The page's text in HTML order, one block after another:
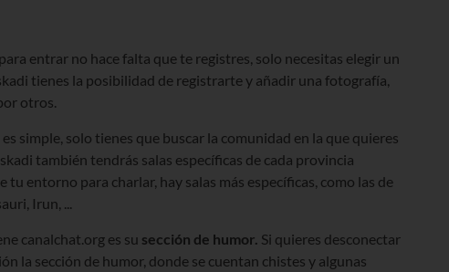
entrar no hace falta que te registres, solo necesitas elegir un
tienes la posibilidad de registrarte y añadir una fotografía,
otros.
simple, solo tienes que buscar la comunidad en la que quieres
también tendrás salas específicas de cada provincia
tu entorno para charlar, hay salas más específicas, como las de
Irun, ...
canalchat.org es su sección de humor. Si quieres desconectar
la sección de humor, donde se cuentan chistes y algunas